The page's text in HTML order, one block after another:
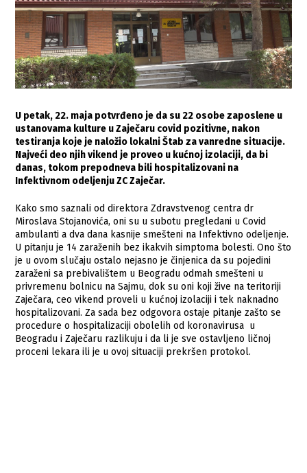
U petak, 22. maja potvrđeno je da su 22 osobe zaposlene u
ustanovama kulture u Zaječaru covid pozitivne, nakon
testiranja koje je naložio lokalni Štab za vanredne situacije.
Najveći deo njih vikend je proveo u kućnoj izolaciji, da bi
danas, tokom prepodneva bili hospitalizovani na
Infektivnom odeljenju ZC Zaječar.
Kako smo saznali od direktora Zdravstvenog centra dr
Miroslava Stojanovića, oni su u subotu pregledani u Covid
ambulanti a dva dana kasnije smešteni na Infektivno odeljenje.
U pitanju je 14 zaraženih bez ikakvih simptoma bolesti. Ono što
je u ovom slučaju ostalo nejasno je činjenica da su pojedini
zaraženi sa prebivalištem u Beogradu odmah smešteni u
privremenu bolnicu na Sajmu, dok su oni koji žive na teritoriji
Zaječara, ceo vikend proveli u kućnoj izolaciji i tek naknadno
hospitalizovani. Za sada bez odgovora ostaje pitanje zašto se
procedure o hospitalizaciji obolelih od koronavirusa u
Beogradu i Zaječaru razlikuju i da li je sve ostavljeno ličnoj
proceni lekara ili je u ovoj situaciji prekršen protokol.